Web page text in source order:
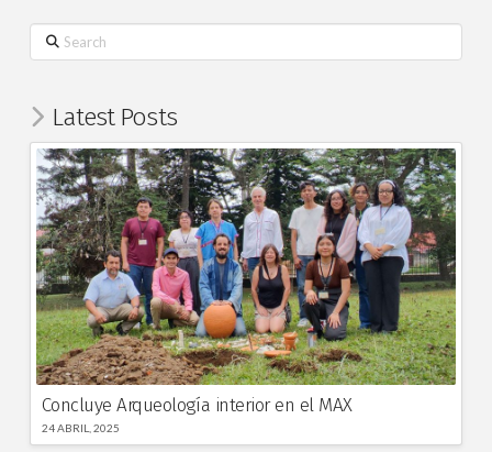
Search
Latest Posts
Concluye Arqueología interior en el MAX
24 ABRIL, 2025